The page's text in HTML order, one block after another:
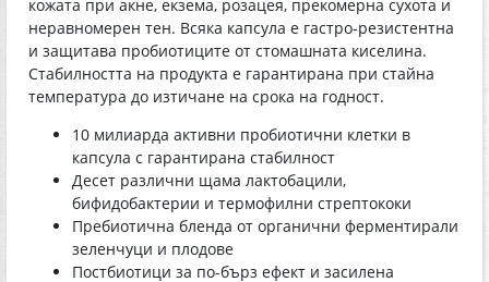
кожата при акне, екзема, розацея, прекомерна сухота и
неравномерен тен. Всяка капсула е гастро-резистентна
и защитава пробиотиците от стомашната киселина.
Стабилността на продукта е гарантирана при стайна
температура до изтичане на срока на годност.
10 милиарда активни пробиотични клетки в
капсула с гарантирана стабилност
Десет различни щама лактобацили,
бифидобактерии и термофилни стрептококи
Пребиотична бленда от органични ферментирали
зеленчуци и плодове
Постбиотици за по-бърз ефект и засилена